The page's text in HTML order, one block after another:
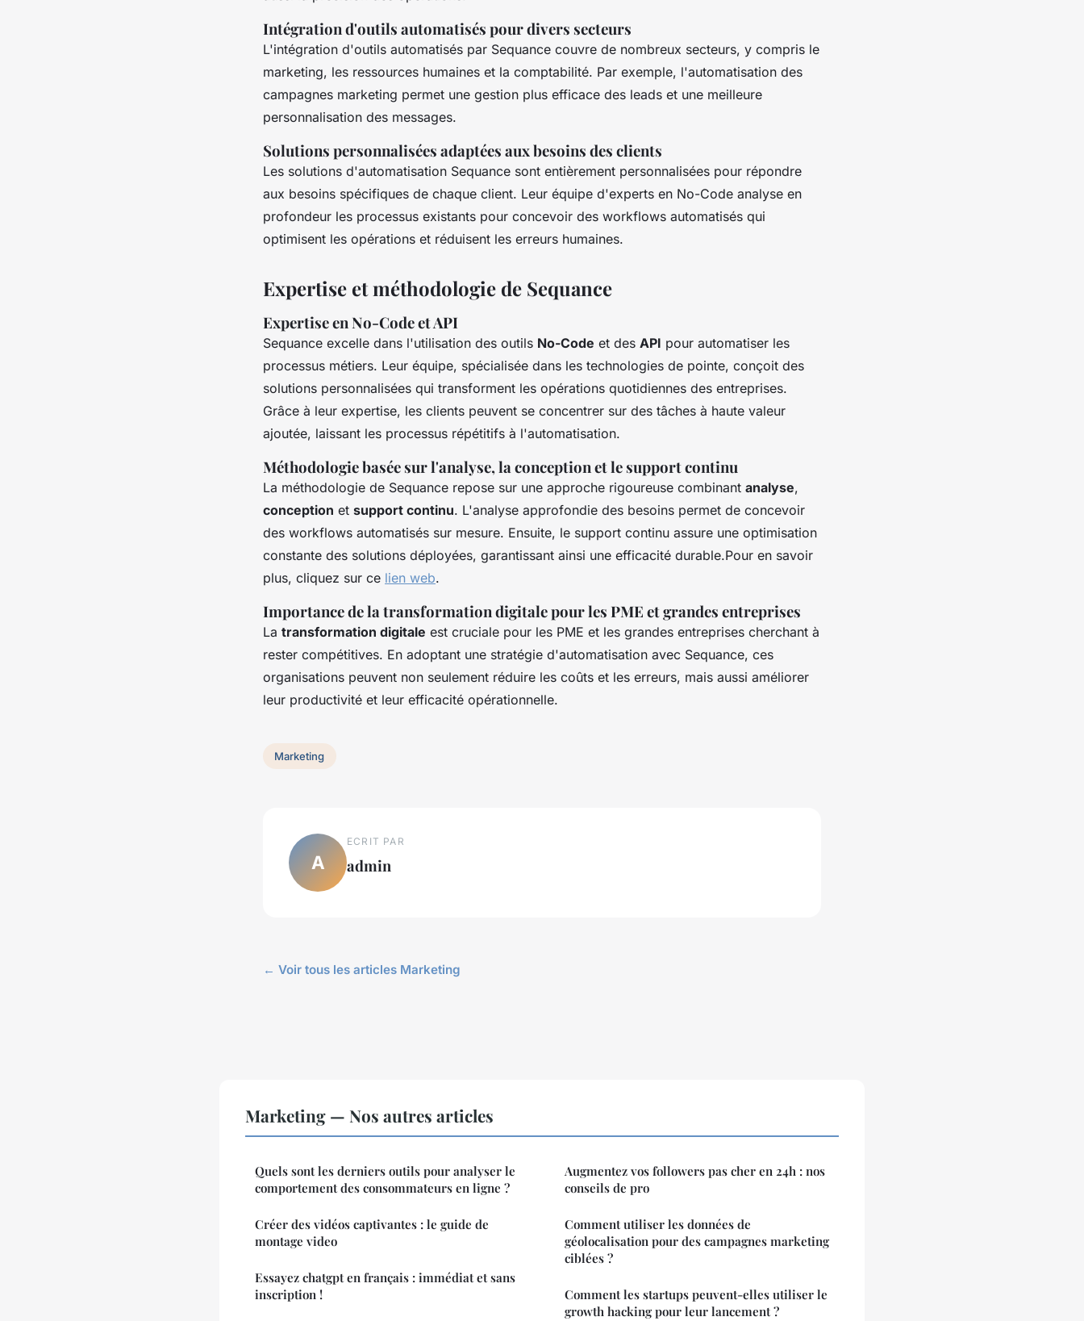
Intégration d'outils automatisés pour divers secteurs
L'intégration d'outils automatisés par Sequance couvre de nombreux secteurs, y compris le
marketing, les ressources humaines et la comptabilité. Par exemple, l'automatisation des
campagnes marketing permet une gestion plus efficace des leads et une meilleure
personnalisation des messages.
Solutions personnalisées adaptées aux besoins des clients
Les solutions d'automatisation Sequance sont entièrement personnalisées pour répondre
aux besoins spécifiques de chaque client. Leur équipe d'experts en No-Code analyse en
profondeur les processus existants pour concevoir des workflows automatisés qui
optimisent les opérations et réduisent les erreurs humaines.
Expertise et méthodologie de Sequance
Expertise en No-Code et API
Sequance excelle dans l'utilisation des outils No-Code et des API pour automatiser les
processus métiers. Leur équipe, spécialisée dans les technologies de pointe, conçoit des
solutions personnalisées qui transforment les opérations quotidiennes des entreprises.
Grâce à leur expertise, les clients peuvent se concentrer sur des tâches à haute valeur
ajoutée, laissant les processus répétitifs à l'automatisation.
Méthodologie basée sur l'analyse, la conception et le support continu
La méthodologie de Sequance repose sur une approche rigoureuse combinant analyse,
conception et support continu. L'analyse approfondie des besoins permet de concevoir
des workflows automatisés sur mesure. Ensuite, le support continu assure une optimisation
constante des solutions déployées, garantissant ainsi une efficacité durable.Pour en savoir
plus, cliquez sur ce lien web.
Importance de la transformation digitale pour les PME et grandes entreprises
La transformation digitale est cruciale pour les PME et les grandes entreprises cherchant à
rester compétitives. En adoptant une stratégie d'automatisation avec Sequance, ces
organisations peuvent non seulement réduire les coûts et les erreurs, mais aussi améliorer
leur productivité et leur efficacité opérationnelle.
Marketing
A
ECRIT PAR
admin
← Voir tous les articles Marketing
Marketing — Nos autres articles
Quels sont les derniers outils pour analyser le
comportement des consommateurs en ligne ?
Créer des vidéos captivantes : le guide de
montage video
Essayez chatgpt en français : immédiat et sans
inscription !
Augmentez vos followers pas cher en 24h : nos
conseils de pro
Comment utiliser les données de
géolocalisation pour des campagnes marketing
ciblées ?
Comment les startups peuvent-elles utiliser le
growth hacking pour leur lancement ?